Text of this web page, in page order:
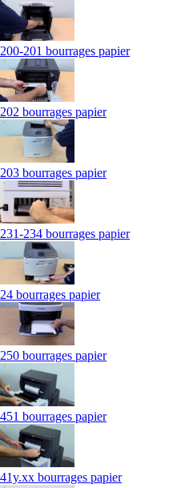
200-201 bourrages papier
202 bourrages papier
203 bourrages papier
231-234 bourrages papier
24 bourrages papier
250 bourrages papier
451 bourrages papier
41y.xx bourrages papier